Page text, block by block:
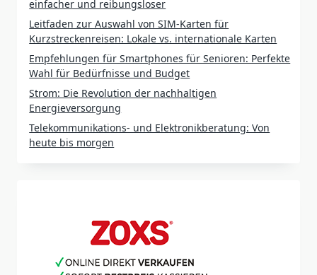
einfacher und reibungsloser
Leitfaden zur Auswahl von SIM-Karten für
Kurzstreckenreisen: Lokale vs. internationale Karten
Empfehlungen für Smartphones für Senioren: Perfekte
Wahl für Bedürfnisse und Budget
Strom: Die Revolution der nachhaltigen
Energieversorgung
Telekommunikations- und Elektronikberatung: Von
heute bis morgen